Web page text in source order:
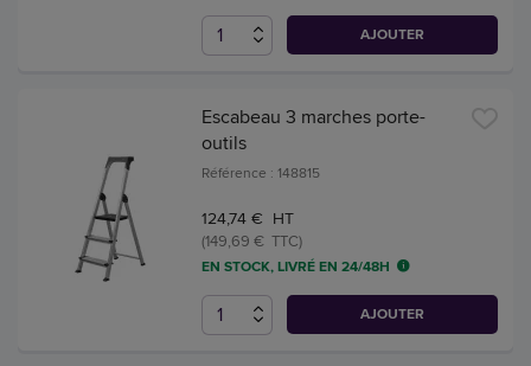
AJOUTER
Escabeau 3 marches porte-
outils
Référence : 148815
124,74 € HT
(149,69 € TTC)
EN STOCK, LIVRÉ EN 24/48H
AJOUTER